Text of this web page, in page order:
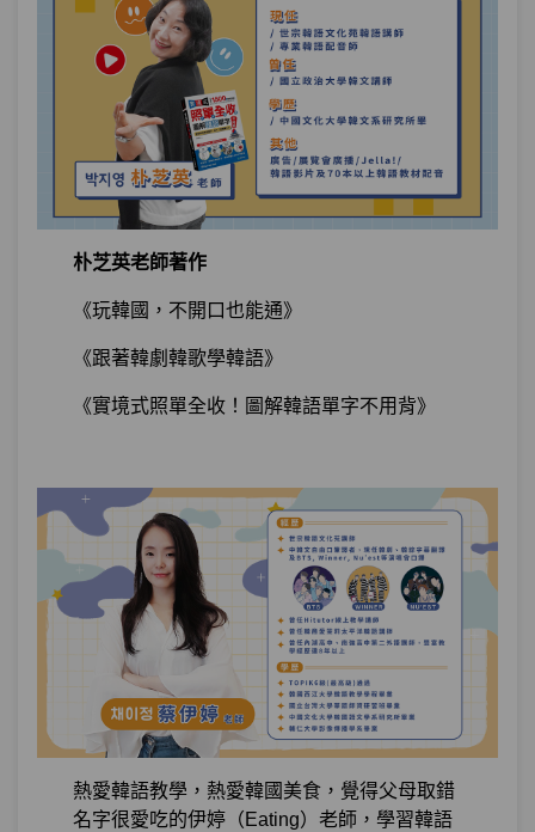
朴芝英老師著作
《玩韓國，不開口也能通》
《跟著韓劇韓歌學韓語》
《實境式照單全收！圖解韓語單字不用背》
熱愛韓語教學，熱愛韓國美食，覺得父母取錯
名字很愛吃的伊婷（Eating）老師，學習韓語